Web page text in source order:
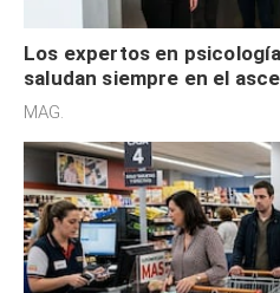
Los expertos en
saludan siempre en el
defensiva y tienen
MAG.